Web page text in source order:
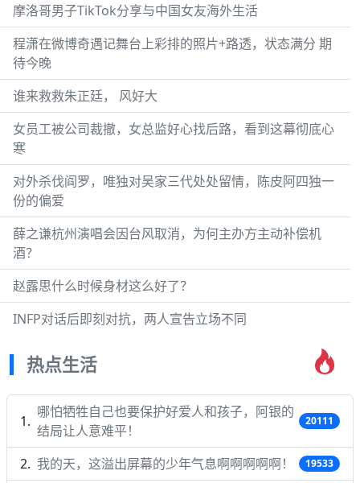
摩洛哥男子TikTok分享与中国女友海外生活
程潇在微博奇遇记舞台上彩排的照片+路透，状态满分 期
待今晚
谁来救救朱正廷， 风好大
女员工被公司裁撤，女总监好心找后路，看到这幕彻底心
寒
对外杀伐阎罗，唯独对吴家三代处处留情，陈皮阿四独一
份的偏爱
薛之谦杭州演唱会因台风取消，为何主办方主动补偿机
酒？
赵露思什么时候身材这么好了？
INFP对话后即刻对抗，两人宣告立场不同
热点生活
哪怕牺牲自己也要保护好爱人和孩子，阿银的
结局让人意难平！
20111
我的天，这溢出屏幕的少年气息啊啊啊啊啊！ 19533